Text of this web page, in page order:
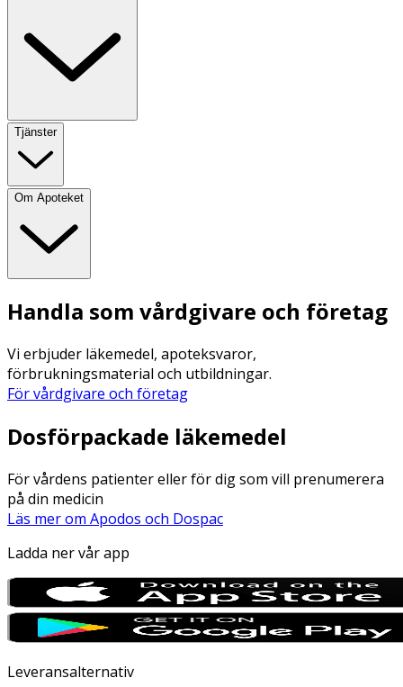
Tjänster
Om Apoteket
Handla som vårdgivare och företag
Vi erbjuder läkemedel, apoteksvaror,
förbrukningsmaterial och utbildningar.
För vårdgivare och företag
Dosförpackade läkemedel
För vårdens patienter eller för dig som vill prenumerera
på din medicin
Läs mer om Apodos och Dospac
Ladda ner vår app
Leveransalternativ